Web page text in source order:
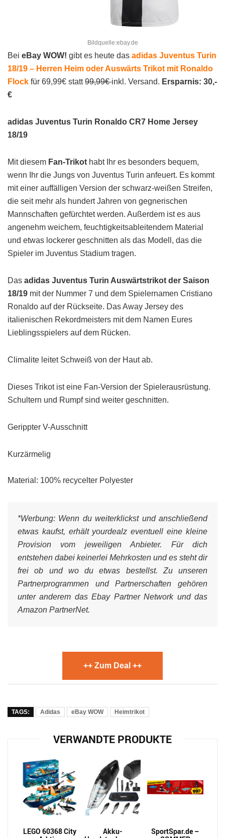
Bildquelle:ebay.de
Bei eBay WOW! gibt es heute das adidas Juventus Turin
18/19 – Herren Heim oder Auswärts Trikot mit Ronaldo
Flock für 69,99€ statt99,99€inkl. Versand. Ersparnis: 30,-
€
adidas Juventus Turin Ronaldo CR7 Home Jersey
18/19
Mit diesem Fan-Trikot habt Ihr es besonders bequem,
wenn Ihr die Jungs von Juventus Turin anfeuert. Es kommt
mit einer auffälligen Version der schwarz-weißen Streifen,
die seit mehr als hundert Jahren von gegnerischen
Mannschaften gefürchtet werden. Außerdem ist es aus
angenehm weichem, feuchtigkeitsableitendem Material
und etwas lockerer geschnitten als das Modell, das die
Spieler im Juventus Stadium tragen.
Das adidas Juventus Turin Auswärtstrikot der Saison
18/19 mit der Nummer 7 und dem Spielernamen Cristiano
Ronaldo auf der Rückseite. Das Away Jersey des
italienischen Rekordmeisters mit dem Namen Eures
Lieblingsspielers auf dem Rücken.
Climalite leitet Schweiß von der Haut ab.
Dieses Trikot ist eine Fan-Version der Spielerausrüstung.
Schultern und Rumpf sind weiter geschnitten.
Gerippter V-Ausschnitt
Kurzärmelig
Material: 100% recycelter Polyester
*Werbung: Wenn du weiterklickst und anschließend
etwas kaufst, erhält yourdealz eventuell eine kleine
Provision vom jeweiligen Anbieter. Für dich
entstehen dabei keinerlei Mehrkosten und es steht dir
frei ob und wo du etwas bestellst. Zu unseren
Partnerprogrammen und Partnerschaften gehören
unter anderem das Ebay Partner Network und das
Amazon PartnerNet.
++ Zum Deal ++
TAGS: Adidas eBay WOW Heimtrikot
VERWANDTE PRODUKTE
LEGO 60368 City
Akku-
SportSpar.de –